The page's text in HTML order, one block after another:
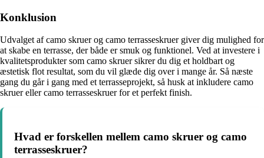
Konklusion
Udvalget af camo skruer og camo terrasseskruer giver dig mulighed for
at skabe en terrasse, der både er smuk og funktionel. Ved at investere i
kvalitetsprodukter som camo skruer sikrer du dig et holdbart og
æstetisk flot resultat, som du vil glæde dig over i mange år. Så næste
gang du går i gang med et terrasseprojekt, så husk at inkludere camo
skruer eller camo terrasseskruer for et perfekt finish.
Hvad er forskellen mellem camo skruer og camo
terrasseskruer?